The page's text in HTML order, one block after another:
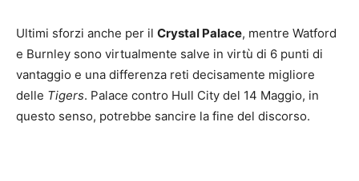
Ultimi sforzi anche per il Crystal Palace, mentre Watford
e Burnley sono virtualmente salve in virtù di 6 punti di
vantaggio e una differenza reti decisamente migliore
delle Tigers. Palace contro Hull City del 14 Maggio, in
questo senso, potrebbe sancire la fine del discorso.